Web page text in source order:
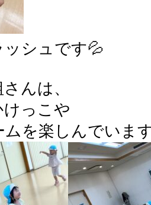
シュです💦
んは、
っこや
ムを楽しんでいま